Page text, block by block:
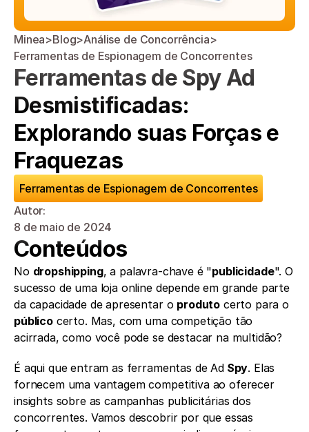
Minea>Blog>Análise de Concorrência>
Ferramentas de Espionagem de Concorrentes
Ferramentas de Spy Ad
Desmistificadas:
Explorando suas Forças e
Fraquezas
Ferramentas de Espionagem de Concorrentes
Autor:
8 de maio de 2024
Conteúdos
No dropshipping, a palavra-chave é "publicidade". O
sucesso de uma loja online depende em grande parte
da capacidade de apresentar o produto
público certo. Mas, com uma competição tão
acirrada, como você pode se destacar na multidão?
É aqui que entram as ferramentas de Ad Spy. Elas
fornecem uma vantagem competitiva ao oferecer
insights sobre as campanhas publicitárias dos
concorrentes. Vamos descobrir por que essas